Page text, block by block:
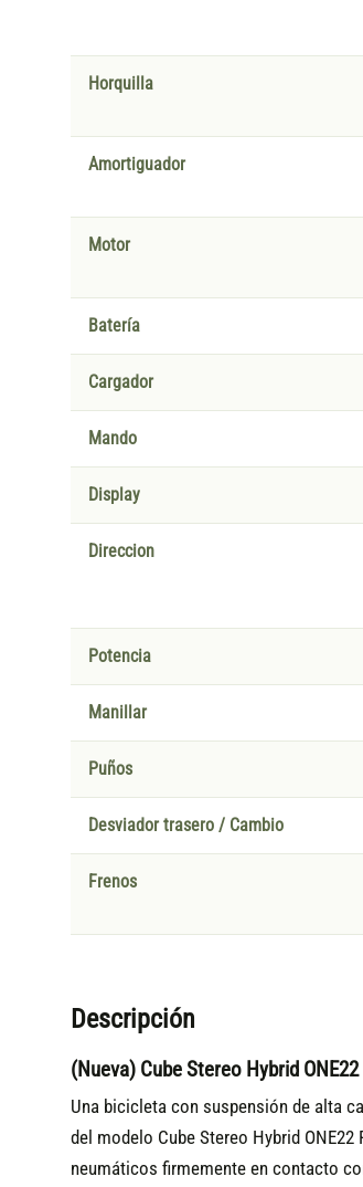
Horquilla
Amortiguador
Motor
Batería
Cargador
Mando
Display
Direccion
Potencia
Manillar
Puños
Desviador trasero / Cambio
Frenos
Descripción
(Nueva) Cube Stereo Hybrid
Una bicicleta con suspensión de alta
del modelo Cube Stereo Hybrid
neumáticos firmemente en contacto